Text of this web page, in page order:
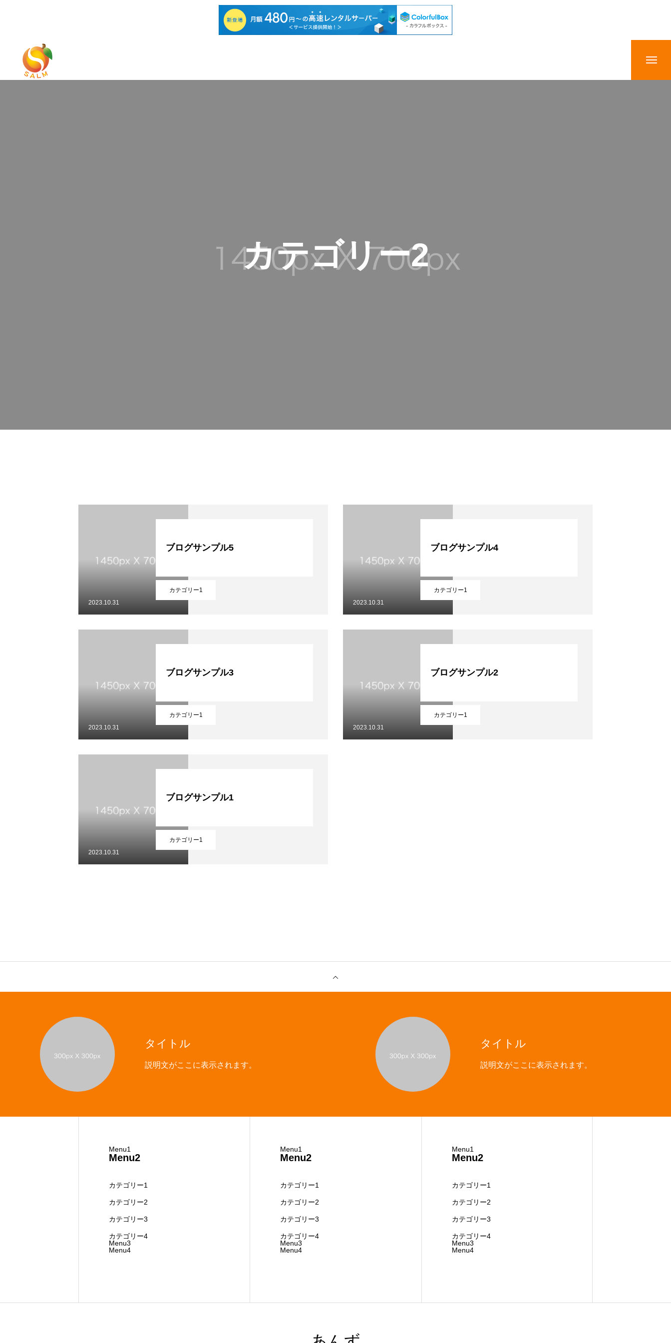
Menu3
Menu4
カテゴリー2
カテゴリー1
ブログサンプル5
2023.10.31
カテゴリー1
ブログサンプル4
2023.10.31
カテゴリー1
ブログサンプル3
2023.10.31
カテゴリー1
ブログサンプル2
2023.10.31
カテゴリー1
ブログサンプル1
2023.10.31
タイトル
説明文がここに表示されます。
タイトル
説明文がここに表示されます。
Menu1
Menu2
カテゴリー1
カテゴリー2
カテゴリー3
カテゴリー4
Menu3
Menu4
Menu1
Menu2
カテゴリー1
カテゴリー2
カテゴリー3
カテゴリー4
Menu3
Menu4
Menu1
Menu2
カテゴリー1
カテゴリー2
カテゴリー3
カテゴリー4
Menu3
Menu4